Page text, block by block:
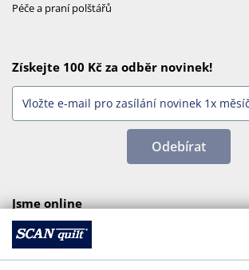
Péče a praní polštářů
Získejte 100 Kč za odběr novinek!
Odebírat
Jsme online